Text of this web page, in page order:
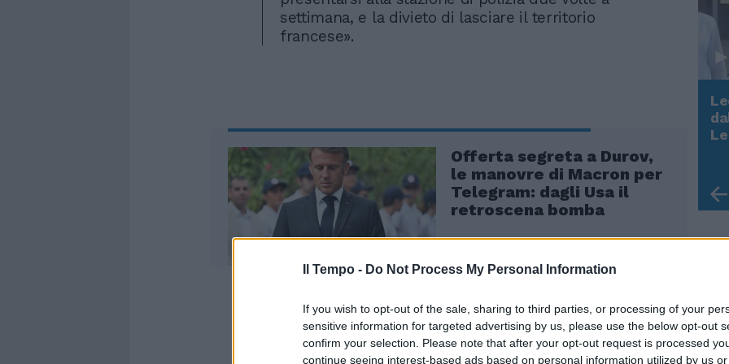
Il Tempo - Do Not Process My Personal Information
If you wish to opt-out of the sale, sharing to third parties, or processing of your
sensitive information for targeted advertising by us, please use the below opt-out
confirm your selection. Please note that after your opt-out request is processed
continue seeing interest-based ads based on personal information utilized by us
settimana, e la divieto di lasciare il territorio
francese».
Offerta segreta a Durov,
le manovre di Macron per
Telegram: dagli Usa il
retroscena bomba
Durov, scrive Le Monde, è stato incriminato per tutti e
Rudy Giuliani a Come States?
Trump, Meloni e la strategia
americana